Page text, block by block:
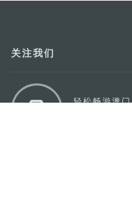
关注我们
轻松畅游澳门